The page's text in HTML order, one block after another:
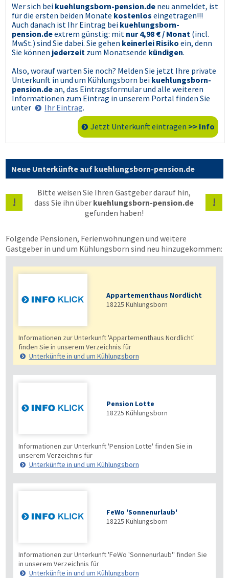
Wer sich bei kuehlungsborn-pension.de neu anmeldet, ist
für die ersten beiden Monate kostenlos eingetragen!!!
Auch danach ist Ihr Eintrag bei kuehlungsborn-
pension.deextrem günstig: mit nur 4,98 € / Monat (incl.
MwSt.) sind Sie dabei. Sie gehen keinerlei Risiko ein, denn
Sie können jederzeit zum Monatsende kündigen.
Also, worauf warten Sie noch? Melden Sie jetzt Ihre private
Unterkunft in und um Kühlungsborn bei kuehlungsborn-
pension.dean, das Eintragsformular und alle weiteren
Informationen zum Eintrag in unserem Portal finden Sie
unter
Ihr Eintrag.
Jetzt Unterkunft eintragen >> Info
Neue Unterkünfte auf kuehlungsborn-pension.de
!
Bitte weisen Sie Ihren Gastgeber darauf hin,
dass Sie ihn über kuehlungsborn-pension.de
gefunden haben!
!
Folgende Pensionen, Ferienwohnungen und weitere
Gastgeber in und um Kühlungsborn sind neu hinzugekommen:
Appartementhaus Nordlicht
18225 Kühlungsborn
Informationen zur Unterkunft 'Appartementhaus Nordlicht'
finden Sie in unserem Verzeichnis für
Unterkünfte in und um Kühlungsborn
Pension Lotte
18225 Kühlungsborn
Informationen zur Unterkunft 'Pension Lotte' finden Sie in
unserem Verzeichnis für
Unterkünfte in und um Kühlungsborn
FeWo 'Sonnenurlaub'
18225 Kühlungsborn
Informationen zur Unterkunft 'FeWo 'Sonnenurlaub'' finden Sie
in unserem Verzeichnis für
Unterkünfte in und um Kühlungsborn